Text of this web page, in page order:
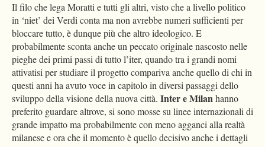
Il filo che lega Moratti e tutti gli altri, visto che a livello politico
in ‘niet’ dei Verdi conta ma non avrebbe numeri sufficienti per
bloccare tutto, è dunque più che altro ideologico. E
probabilmente sconta anche un peccato originale nascosto nelle
pieghe dei primi passi di tutto l’iter, quando tra i grandi nomi
attivatisi per studiare il progetto compariva anche quello di chi in
questi anni ha avuto voce in capitolo in diversi passaggi dello
sviluppo della visione della nuova città. Inter e Milanhanno
preferito guardare altrove, si sono mosse su linee internazionali di
grande impatto ma probabilmente con meno agganci alla realtà
milanese e ora che il momento è quello decisivo anche i dettagli